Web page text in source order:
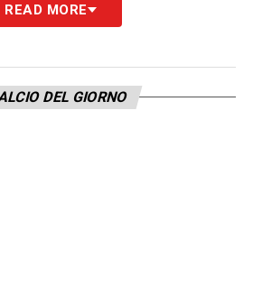
– «Il Presidente
Vincenzo Grella e il
in tutte le sue
READ MORE
DEL GIORNO